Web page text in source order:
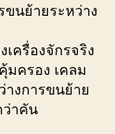
ขนย้ายระหว่าง
ครื่องจักรจริง
มครอง เคลม
างการขนย้าย
ว่าคัน